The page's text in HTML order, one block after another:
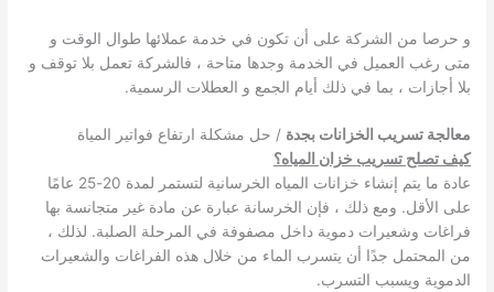
و حرصا من الشركة على أن تكون في خدمة عملائها طوال الوقت و
متى رغب العميل في الخدمة وجدها متاحة ، فالشركة تعمل بلا توقف و
بلا أجازات ، بما في ذلك أيام الجمع و العطلات الرسمية.
معالجة تسريب الخزانات بجدة / حل مشكلة ارتفاع فواتير المياة
كيف تصلح تسريب خزان المياه؟
عادة ما يتم إنشاء خزانات المياه الخرسانية لتستمر لمدة 20-25 عامًا
على الأقل. ومع ذلك ، فإن الخرسانة عبارة عن مادة غير متجانسة بها
فراغات وشعيرات دموية داخل مصفوفة في المرحلة الصلبة. لذلك ،
من المحتمل جدًا أن يتسرب الماء من خلال هذه الفراغات والشعيرات
الدموية ويسبب التسرب.